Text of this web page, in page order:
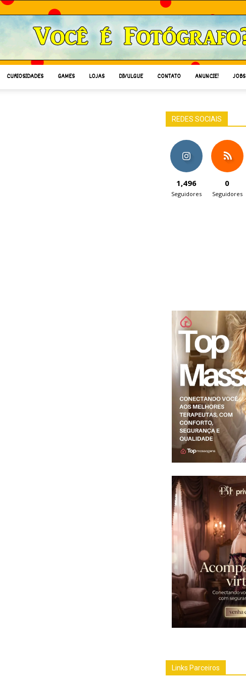
CURIOSIDADES GAMES LOJAS DIVULGUE CONTATO ANUNCIE! JOBS
REDES SOCIAIS
1,496
Seguidores
0
Seguidores
Links Parceiros